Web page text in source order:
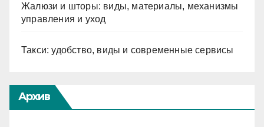
Жалюзи и шторы: виды, материалы, механизмы
управления и уход
Такси: удобство, виды и современные сервисы
Архив